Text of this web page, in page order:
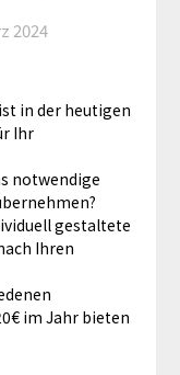
2024
in der heutigen
Ihr
notwendige
gestaltete
Ihren
im Jahr bieten